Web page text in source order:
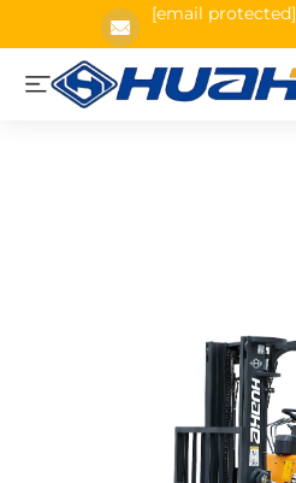
[email protected]